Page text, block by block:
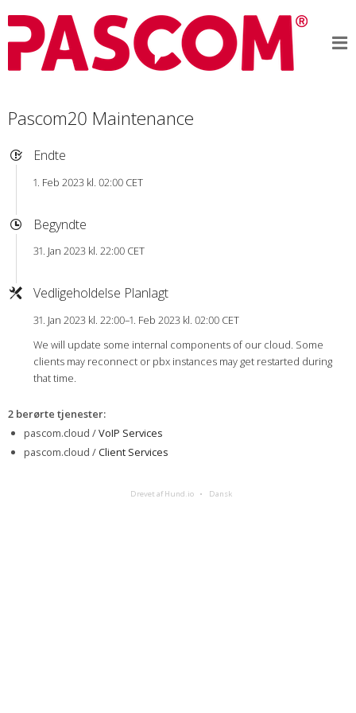
Pascom20 Maintenance
Endte
1. Feb 2023 kl. 02:00 CET
Begyndte
31. Jan 2023 kl. 22:00 CET
Vedligeholdelse Planlagt
31. Jan 2023 kl. 22:00–1. Feb 2023 kl. 02:00 CET
We will update some internal components of our cloud. Some
clients may reconnect or pbx instances may get restarted during
that time.
2 berørte tjenester:
pascom.cloud /VoIP Services
pascom.cloud /Client Services
Drevet af Hund.io Dansk